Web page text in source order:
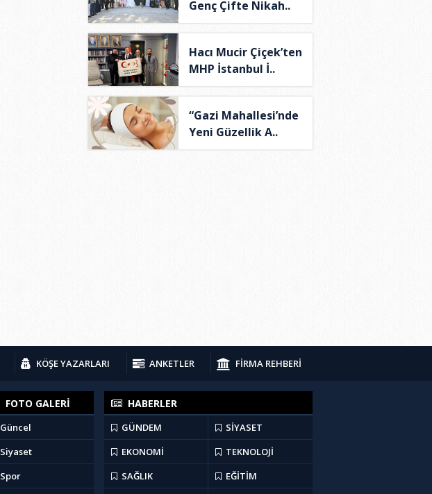
Genç Çifte Nikah..
Hacı Mucir Çiçek’ten
MHP İstanbul İ..
“Gazi Mahallesi’nde
Yeni Güzellik A..
KÖŞE YAZARLARI ANKETLER FİRMA REHBERİ
FOTO GALERİ
Güncel
Siyaset
Spor
HABERLER
GÜNDEM
SİYASET
EKONOMİ
TEKNOLOJİ
SAĞLIK
EĞİTİM